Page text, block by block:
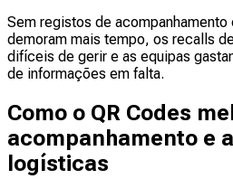
Sem registos de
demoram mais tempo, os recalls
difíceis de gerir e as equipas
de informações em falta.
Como o QR Codes
acompanhamento e
logísticas